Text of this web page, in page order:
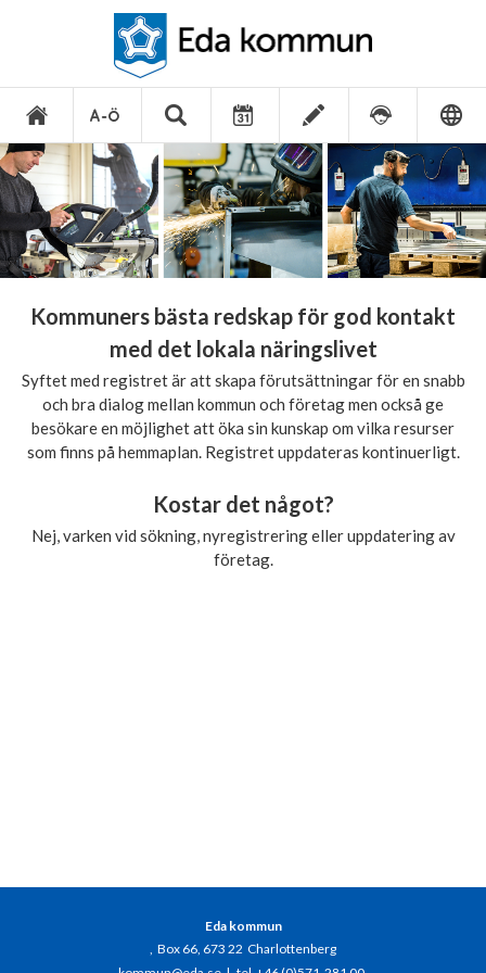
Kommuners bästa redskap för god kontakt
med det lokala näringslivet
Syftet med registret är att skapa förutsättningar för en snabb
och bra dialog mellan kommun och företag men också ge
besökare en möjlighet att öka sin kunskap om vilka resurser
som finns på hemmaplan. Registret uppdateras kontinuerligt.
Kostar det något?
Nej, varken vid sökning, nyregistrering eller uppdatering av
företag.
Eda kommun
, Box 66, 673 22 Charlottenberg